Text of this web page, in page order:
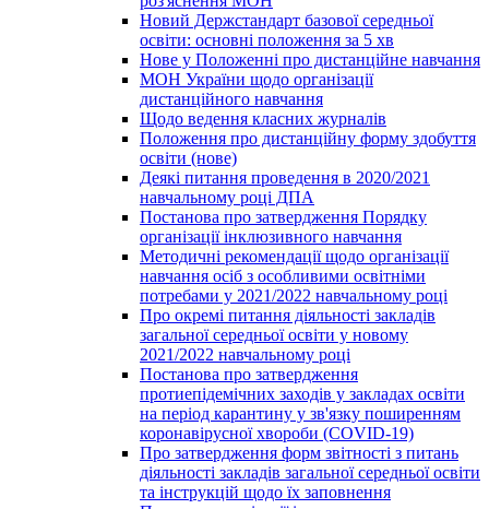
Новий Держстандарт базової середньої
освіти: основні положення за 5 хв
Нове у Положенні про дистанційне навчання
МОН України щодо організації
дистанційного навчання
Щодо ведення класних журналів
Положення про дистанційну форму здобуття
освіти (нове)
Деякі питання проведення в 2020/2021
навчальному році ДПА
Постанова про затвердження Порядку
організації інклюзивного навчання
Методичні рекомендації щодо організації
навчання осіб з особливими освітніми
потребами у 2021/2022 навчальному році
Про окремі питання діяльності закладів
загальної середньої освіти у новому
2021/2022 навчальному році
Постанова про затвердження
протиепідемічних заходів у закладах освіти
на період карантину у зв'язку поширенням
коронавірусної хвороби (COVID-19)
Про затвердження форм звітності з питань
діяльності закладів загальної середньої освіти
та інструкцій щодо їх заповнення